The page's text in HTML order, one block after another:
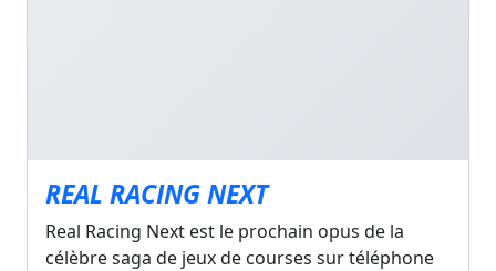
REAL RACING NEXT
Real Racing Next est le prochain opus de la
célèbre saga de jeux de courses sur téléphone